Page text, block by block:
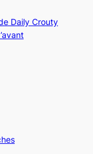
Daily Crouty